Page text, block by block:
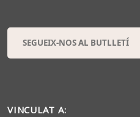
SEGUEIX-NOS AL BUTLLETÍ
VINCULAT A: